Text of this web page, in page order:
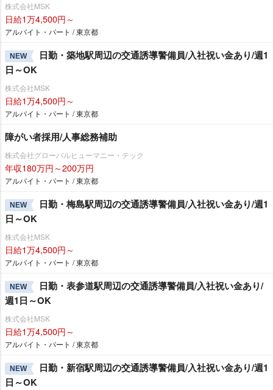
株式会社MSK
日給1万4,500円～
アルバイト・パート / 東京都
NEW
日勤・築地駅周辺の交通誘導警備員/入社祝い金あり/週1
日～OK
株式会社MSK
日給1万4,500円～
アルバイト・パート / 東京都
障がい者採用/人事総務補助
株式会社グローバルヒューマニー・テック
年収180万円～200万円
アルバイト・パート / 東京都
NEW
日勤・梅島駅周辺の交通誘導警備員/入社祝い金あり/週1
日～OK
株式会社MSK
日給1万4,500円～
アルバイト・パート / 東京都
NEW
日勤・表参道駅周辺の交通誘導警備員/入社祝い金あり/
週1日～OK
株式会社MSK
日給1万4,500円～
アルバイト・パート / 東京都
NEW
日勤・新宿駅周辺の交通誘導警備員/入社祝い金あり/週1
日～OK